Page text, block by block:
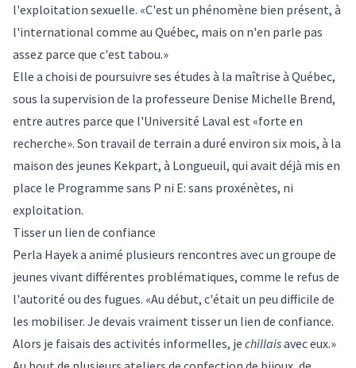
l'exploitation sexuelle. «C'est un phénomène bien présent, à
l'international comme au Québec, mais on n'en parle pas
assez parce que c'est tabou.»
Elle a choisi de poursuivre ses études à la maîtrise à Québec,
sous la supervision de la professeure Denise Michelle Brend,
entre autres parce que l'Université Laval est «forte en
recherche». Son travail de terrain a duré environ six mois, à la
maison des jeunes Kekpart, à Longueuil, qui avait déjà mis en
place le Programme sans P ni E: sans proxénètes, ni
exploitation.
Tisser un lien de confiance
Perla Hayek a animé plusieurs rencontres avec un groupe de
jeunes vivant différentes problématiques, comme le refus de
l'autorité ou des fugues. «Au début, c'était un peu difficile de
les mobiliser. Je devais vraiment tisser un lien de confiance.
Alors je faisais des activités informelles, je chillaisavec eux.»